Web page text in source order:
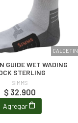
CALCETIN
GUIDE WET WADING
STERLING
SIMMS
$ 32.900
Agregar